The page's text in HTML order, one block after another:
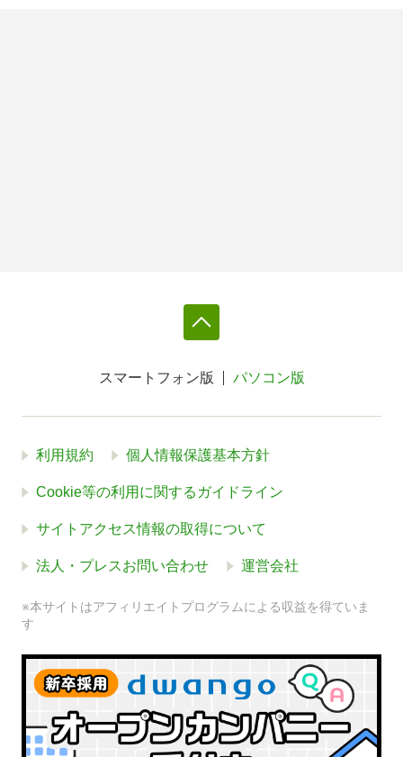
スマートフォン版 パソコン版
利用規約 個人情報保護基本方針
Cookie等の利用に関するガイドライン
サイトアクセス情報の取得について
法人・プレスお問い合わせ 運営会社
※本サイトはアフィリエイトプログラムによる収益を得ていま
す